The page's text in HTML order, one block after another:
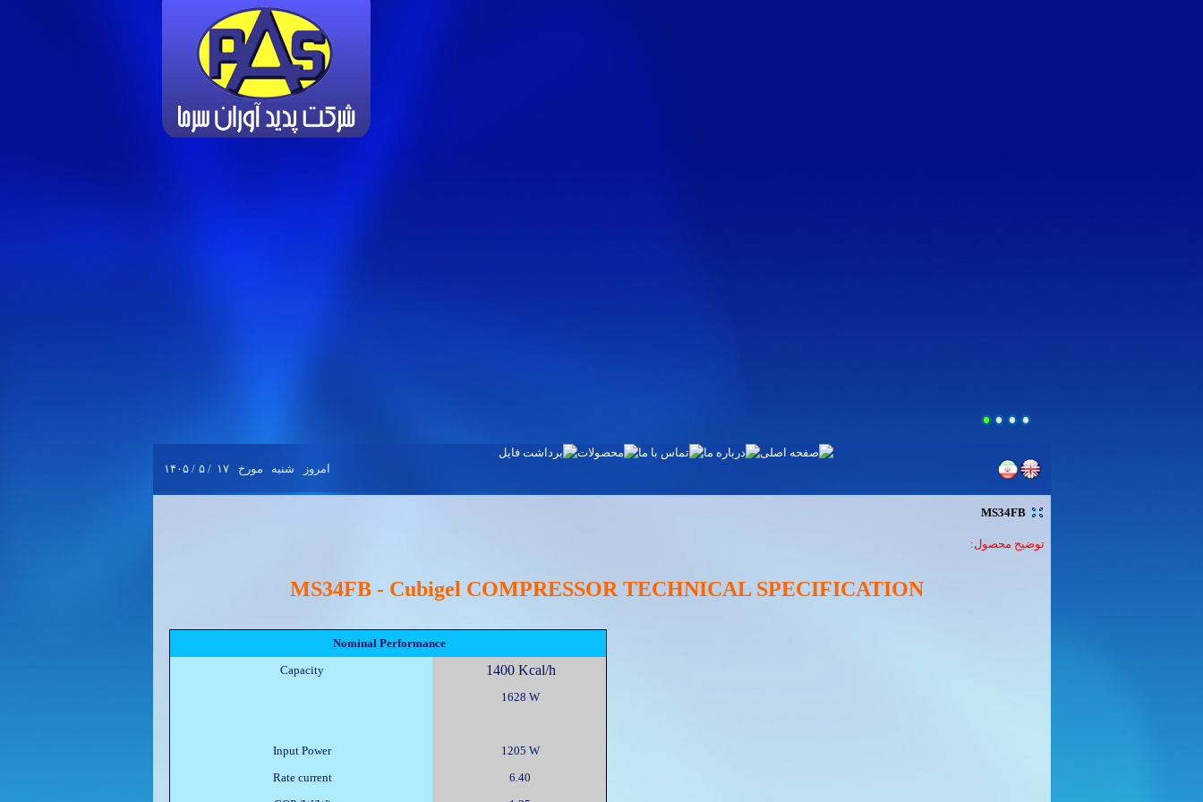
امروز شنبه مورخ ۱۷ / ۵ / ۱۴۰۵
MS34FB
توضيح محصول:
MS34FB - Cubigel COMPRESSOR TECHNICAL SPECIFICATION
Nominal Performance
Capacity
1400 Kcal/h
1628 W
Input Power
1205 W
Rate current
6.40